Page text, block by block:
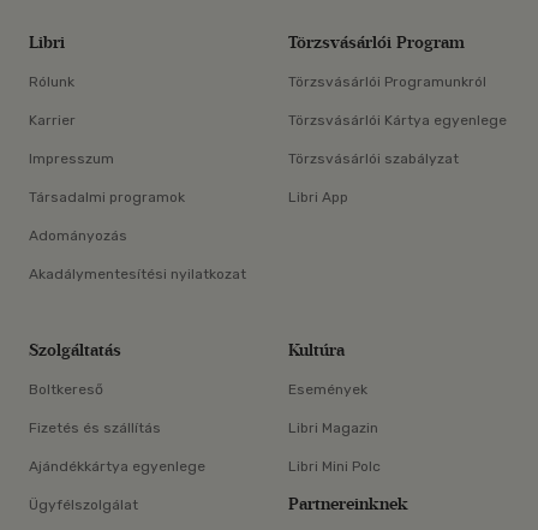
Libri
Rólunk
Karrier
Impresszum
Társadalmi programok
Adományozás
Akadálymentesítési nyilatkozat
Törzsvásárlói Program
Törzsvásárlói Programunkról
Törzsvásárlói Kártya egyenlege
Törzsvásárlói szabályzat
Libri App
Szolgáltatás
Boltkereső
Fizetés és szállítás
Ajándékkártya egyenlege
Ügyfélszolgálat
Kultúra
Események
Libri Magazin
Libri Mini Polc
Partnereinknek